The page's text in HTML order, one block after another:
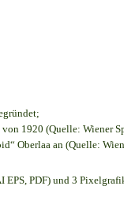
1920 (Quelle: Wiener
Oberlaa an (Quelle:
PDF) und 3